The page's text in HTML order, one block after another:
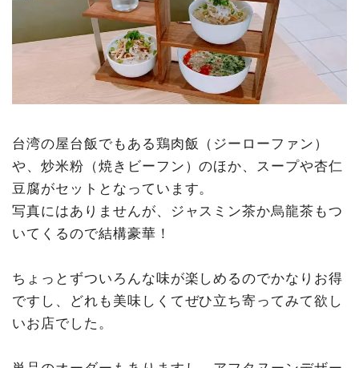
台湾の屋台飯でもある鶏肉飯（ジーローファン）
や、炒米粉（焼きビーフン）のほか、スープや杏仁
豆腐がセットとなっています。
写真にはありませんが、ジャスミン茶か烏龍茶もつ
いてくるので結構豪華！
ちょっとずついろんな味が楽しめるのでかなりお得
ですし、どれも美味しくてぜひ立ち寄ってみて欲し
いお店でした。